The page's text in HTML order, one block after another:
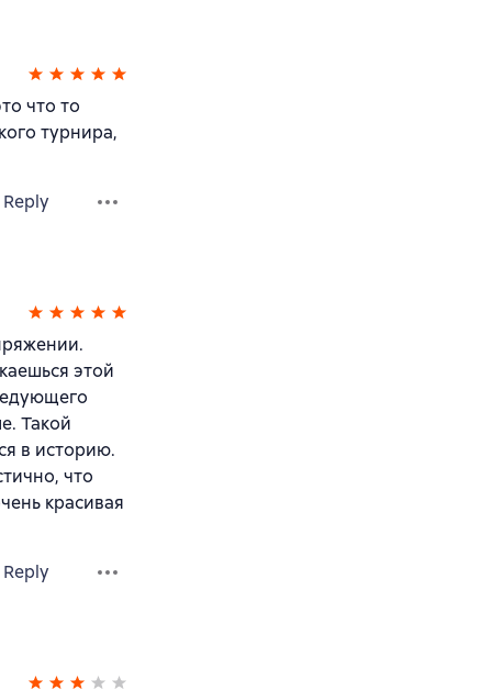
что то
турнира,
Reply
этой
Такой
в историю.
что
красивая
Reply